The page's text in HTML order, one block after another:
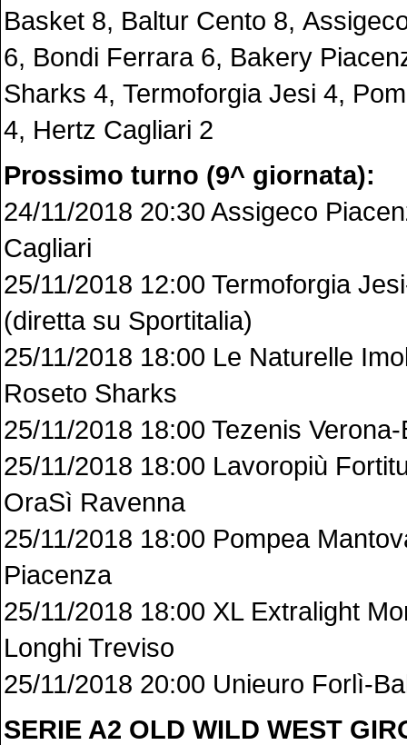
Basket 8, Baltur Cento 8,
6, Bondi Ferrara 6, Bakery
Sharks 4, Termoforgia Jesi 4,
4, Hertz Cagliari 2
Prossimo turno (9^ giornata):
24/11/2018 20:30 Assigeco
Cagliari
25/11/2018 12:00 Termoforgia
(diretta su Sportitalia)
25/11/2018 18:00 Le Naturelle
Roseto Sharks
25/11/2018 18:00 Tezenis
25/11/2018 18:00 Lavoropiù
OraSì Ravenna
25/11/2018 18:00 Pompea
Piacenza
25/11/2018 18:00 XL Extralight
Longhi Treviso
25/11/2018 20:00 Unieuro Forlì-
SERIE A2 OLD WILD WEST